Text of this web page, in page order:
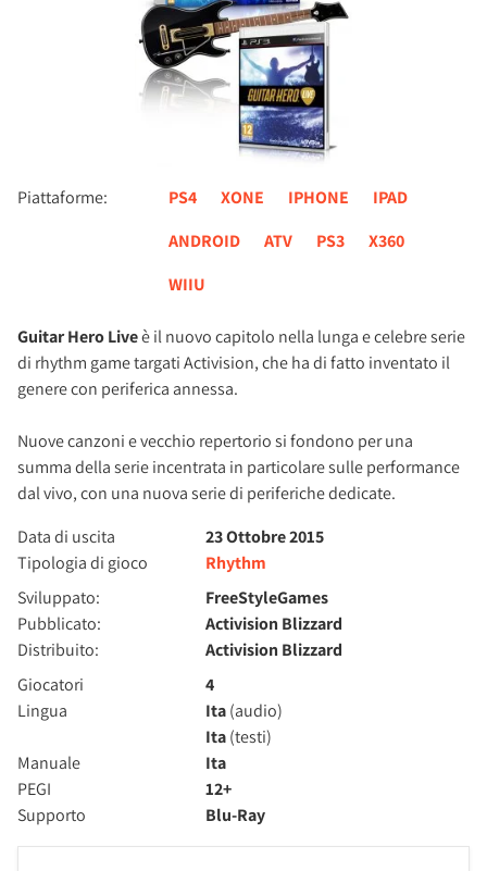
Piattaforme: PS4 XONE IPHONE
IPAD
ANDROID
ATV PS3
X360
WIIU
Guitar Hero Liveè il nuovo capitolo nella lunga e celebre serie
di rhythm game targati Activision, che ha di fatto inventato il
genere con periferica annessa.
Nuove canzoni e vecchio repertorio si fondono per una
summa della serie incentrata in particolare sulle performance
dal vivo, con una nuova serie di periferiche dedicate.
Data di uscita
23 Ottobre 2015
Tipologia di gioco
Rhythm
Sviluppato:
FreeStyleGames
Pubblicato:
Activision Blizzard
Distribuito:
Activision Blizzard
Giocatori
4
Lingua
Ita(audio)
Ita(testi)
Manuale
Ita
PEGI
12+
Supporto
Blu-Ray